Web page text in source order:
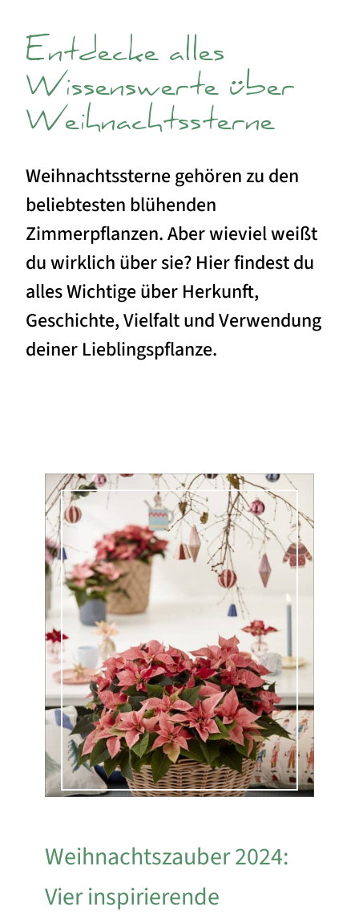
Entdecke alles
Wissenswerte über
Weihnachtssterne
Weihnachtssterne gehören zu den
beliebtesten blühenden
Zimmerpflanzen. Aber wieviel weißt
du wirklich über sie? Hier findest du
alles Wichtige über Herkunft,
Geschichte, Vielfalt und Verwendung
deiner Lieblingspflanze.
Weihnachtszauber 2024:
Vier inspirierende